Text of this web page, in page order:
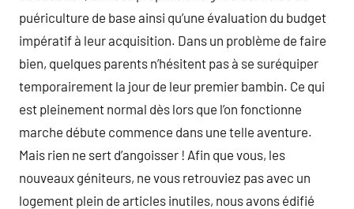
puériculture de base ainsi qu’une évaluation du budget
impératif à leur acquisition. Dans un problème de faire
bien, quelques parents n’hésitent pas à se suréquiper
temporairement la jour de leur premier bambin. Ce qui
est pleinement normal dès lors que l’on fonctionne
marche débute commence dans une telle aventure.
Mais rien ne sert d’angoisser ! Afin que vous, les
nouveaux géniteurs, ne vous retrouviez pas avec un
logement plein de articles inutiles, nous avons édifié